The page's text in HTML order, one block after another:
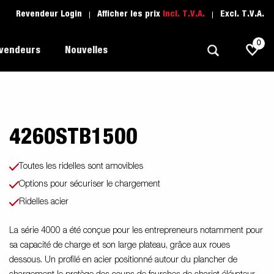
Revendeur Login Afficher les prix Incl. T.V.A. Excl. T.V.A.
Polyvalent
Transport de véhicule
Remorques Pour Professionnels
Sports Nautiques
L'école de conduite
1205 Limited Edition
Nouvelles
0
4260STB1500
Toutes les ridelles sont amovibles
Options pour sécuriser le chargement
Ridelles acier
La série 4000 a été conçue pour les entrepreneurs notamment pour
sa capacité de charge et son large plateau, grâce aux roues
dessous. Un profilé en acier positionné autour du plancher de